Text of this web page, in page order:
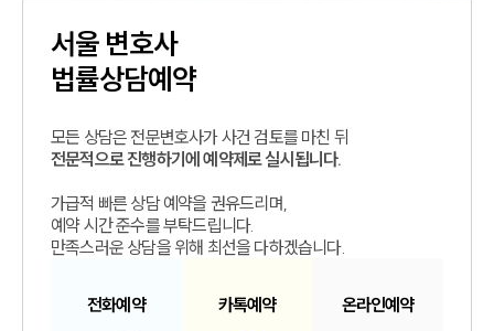
서울 변호사
법률상담예약
모든 상담은 전문변호사가 사건 검토를 마친 뒤
전문적으로 진행하기에 예약제로 실시됩니다.
가급적 빠른 상담 예약을 권유드리며,
예약 시간 준수를 부탁드립니다.
만족스러운 상담을 위해 최선을 다하겠습니다.
전화예약 카톡예약 온라인예약